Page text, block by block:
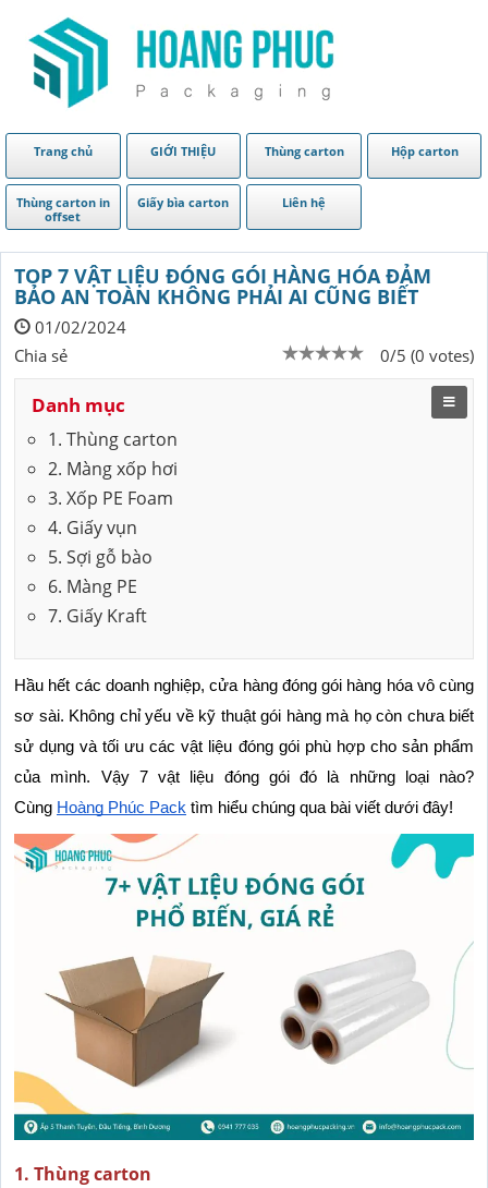
Trang chủ GIỚI THIỆU Thùng carton Hộp carton
Thùng carton in
offset
Giấy bìa carton Liên hệ
TOP 7 VẬT LIỆU ĐÓNG GÓI HÀNG HÓA ĐẢM
BẢO AN TOÀN KHÔNG PHẢI AI CŨNG BIẾT
01/02/2024
0/5 (0 votes)
Chia sẻ
Danh mục
1. Thùng carton
2. Màng xốp hơi
3. Xốp PE Foam
4. Giấy vụn
5. Sợi gỗ bào
6. Màng PE
7. Giấy Kraft
Hầu hết các doanh nghiệp, cửa hàng đóng gói hàng hóa vô cùng
sơ sài. Không chỉ yếu về kỹ thuật gói hàng mà họ còn chưa biết
sử dụng và tối ưu các vật liệu đóng gói phù hợp cho sản phẩm
của mình. Vậy 7 vật liệu đóng gói đó là những loại nào?
Cùng Hoàng Phúc Pack tìm hiểu chúng qua bài viết dưới đây!
1. Thùng carton